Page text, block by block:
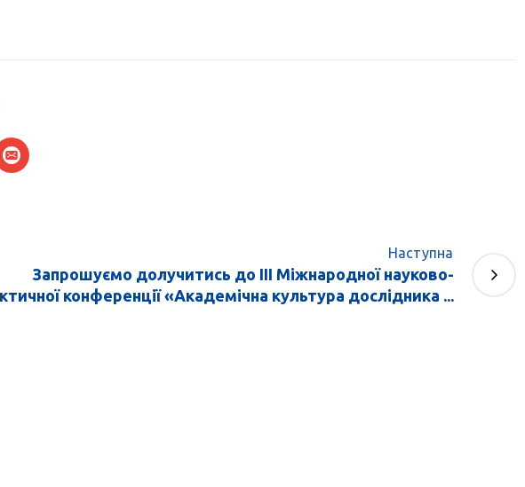
Наступна
Запрошуємо долучитись до ІІІ Міжнародної науково-
конференції «Академічна культура дослідника ...